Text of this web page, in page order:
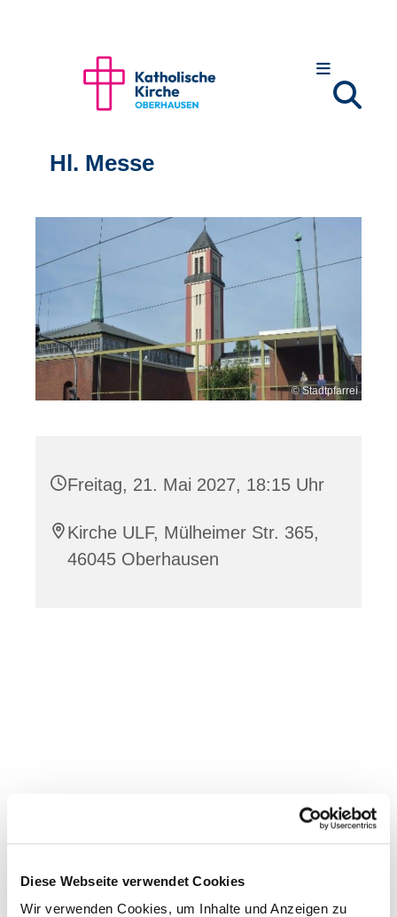
Diese Webseite verwendet Cookies
Wir verwenden Cookies, um Inhalte und Anzeigen zu
Hl. Messe
© Stadtpfarrei
Freitag, 21. Mai 2027, 18:15 Uhr
Kirche ULF, Mülheimer Str. 365,
46045 Oberhausen